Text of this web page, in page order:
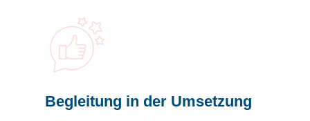
Begleitung in der Umsetzung